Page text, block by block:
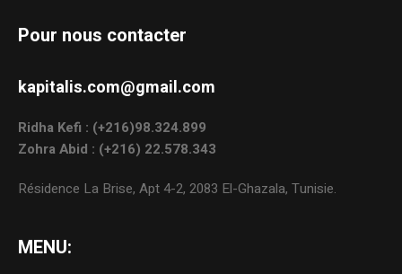
Pour nous contacter
kapitalis.com@gmail.com
Ridha Kefi : (+216)98.324.899
Zohra Abid : (+216) 22.578.343
Résidence La Brise, Apt 4-2, 2083 El-Ghazala, Tunisie.
MENU: